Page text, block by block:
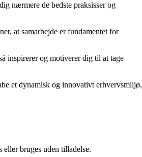
nærmere de bedste praksisser og
at samarbejde er fundamentet for
inspirerer og motiverer dig til at tage
et dynamisk og innovativt erhvervsmiljø,
bruges uden tilladelse.